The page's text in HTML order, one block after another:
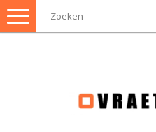
Toggle
navigation